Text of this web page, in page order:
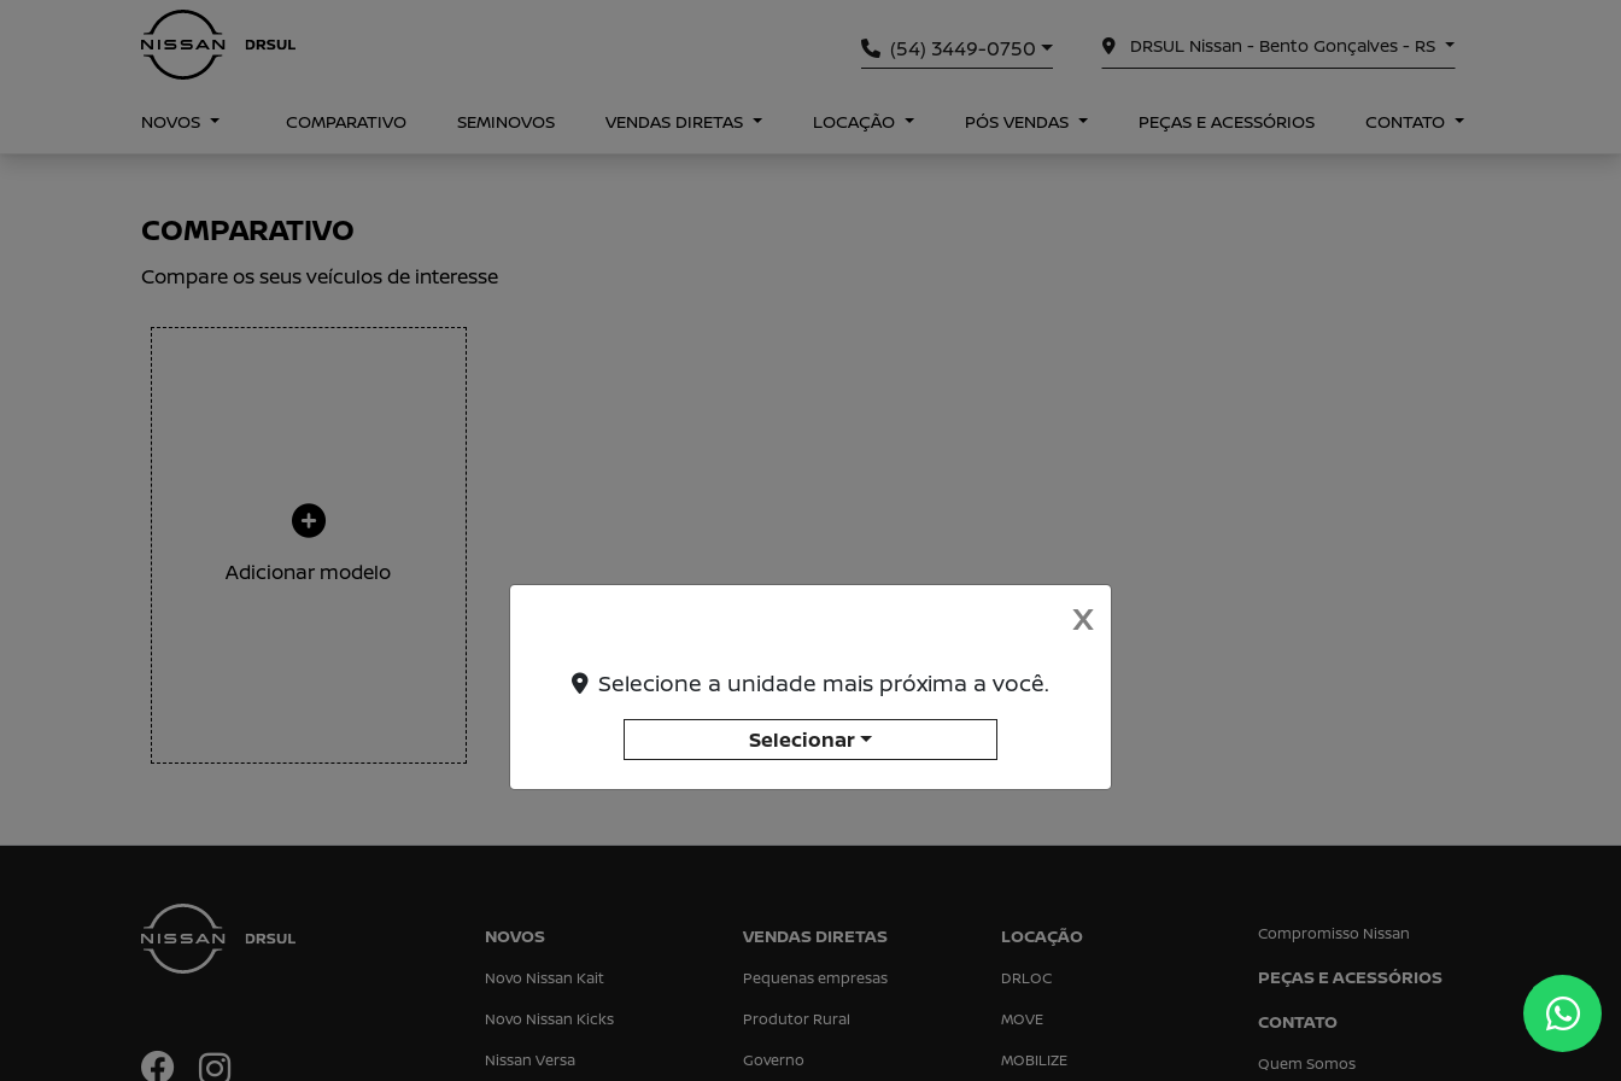
(54) 3449-0750 DRSUL Nissan - Bento Gonçalves - RS
NOVOS COMPARATIVO SEMINOVOS VENDAS DIRETAS LOCAÇÃO PÓS VENDAS PEÇAS E ACESSÓRIOS CONTATO
COMPARATIVO
Compare os seus veículos de interesse
Adicionar modelo
NOVOS
Novo Nissan Kait
Novo Nissan Kicks
Nissan Versa
VENDAS DIRETAS
Pequenas empresas
Produtor Rural
Governo
LOCAÇÃO
DRLOC
MOVE
MOBILIZE
Compromisso Nissan
PEÇAS E ACESSÓRIOS
CONTATO
Quem Somos
X
Selecione a unidade mais próxima a você.
Selecionar